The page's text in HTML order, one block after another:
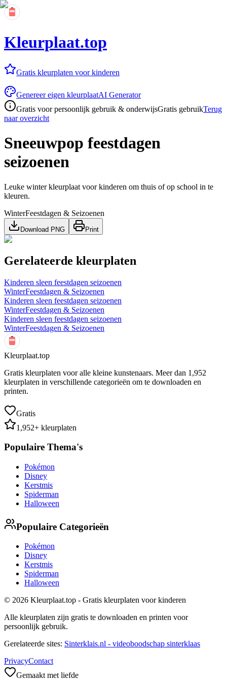
Kleurplaat.top
Gratis kleurplaten voor kinderen
Genereer eigen kleurplaatAI Generator
Gratis voor persoonlijk gebruik & onderwijsGratis gebruikTerug
naar overzicht
Sneeuwpop feestdagen
seizoenen
Leuke winter kleurplaat voor kinderen om thuis of op school in te
kleuren.
WinterFeestdagen & Seizoenen
Download PNG Print
Gerelateerde kleurplaten
Kinderen sleen feestdagen seizoenen
WinterFeestdagen & Seizoenen
Kinderen sleen feestdagen seizoenen
WinterFeestdagen & Seizoenen
Kinderen sleen feestdagen seizoenen
WinterFeestdagen & Seizoenen
Kleurplaat.top
Gratis kleurplaten voor alle kleine kunstenaars. Meer dan 1,952
kleurplaten in verschillende categorieën om te downloaden en
printen.
Gratis
1,952+ kleurplaten
Populaire Thema's
Pokémon
Disney
Kerstmis
Spiderman
Halloween
Populaire Categorieën
Pokémon
Disney
Kerstmis
Spiderman
Halloween
© 2026 Kleurplaat.top - Gratis kleurplaten voor kinderen
Alle kleurplaten zijn gratis te downloaden en printen voor
persoonlijk gebruik.
Gerelateerde sites: Sinterklais.nl - videoboodschap sinterklaas
PrivacyContact
Gemaakt met liefde